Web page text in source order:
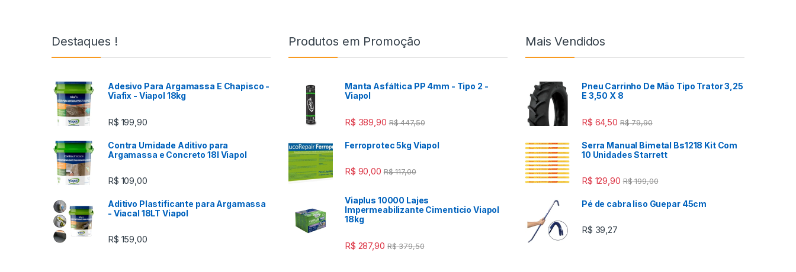
Destaques !
Adesivo Para Argamassa E Chapisco -
Viafix - Viapol 18kg
R$ 199,90
Contra Umidade Aditivo para
Argamassa e Concreto 18l Viapol
R$ 109,00
Aditivo Plastificante para Argamassa
- Viacal 18LT Viapol
R$ 159,00
Produtos em Promoção
Manta Asfáltica PP 4mm - Tipo 2 -
Viapol
R$ 389,90 R$447,50
Ferroprotec 5kg Viapol
R$ 90,00 R$117,00
Viaplus 10000 Lajes
Impermeabilizante Cimenticio Viapol
18kg
R$ 287,90 R$379,50
Mais Vendidos
Pneu Carrinho De Mão Tipo Trator 3,25
E 3,50 X 8
R$ 64,50 R$79,90
Serra Manual Bimetal Bs1218 Kit Com
10 Unidades Starrett
R$ 129,90 R$199,00
Pé de cabra liso Guepar 45cm
R$ 39,27